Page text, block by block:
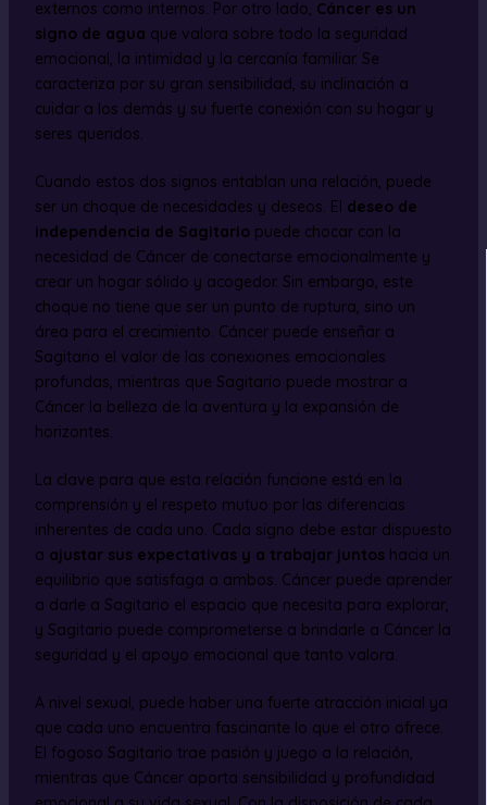
externos como internos. Por otro lado, Cáncer es un
signo de agua que valora sobre todo la seguridad
emocional, la intimidad y la cercanía familiar. Se
caracteriza por su gran sensibilidad, su inclinación a
cuidar a los demás y su fuerte conexión con su hogar y
seres queridos.
Cuando estos dos signos entablan una relación, puede
ser un choque de necesidades y deseos. El deseo de
independencia de Sagitariopuede chocar con la
necesidad de Cáncer de conectarse emocionalmente y
crear un hogar sólido y acogedor. Sin embargo, este
choque no tiene que ser un punto de ruptura, sino un
área para el crecimiento. Cáncer puede enseñar a
Sagitario el valor de las conexiones emocionales
profundas, mientras que Sagitario puede mostrar a
Cáncer la belleza de la aventura y la expansión de
horizontes.
La clave para que esta relación funcione está en la
comprensión y el respeto mutuo por las diferencias
inherentes de cada uno. Cada signo debe estar dispuesto
a ajustar sus expectativas y a trabajar juntoshacia un
equilibrio que satisfaga a ambos. Cáncer puede aprender
a darle a Sagitario el espacio que necesita para explorar,
y Sagitario puede comprometerse a brindarle a Cáncer la
seguridad y el apoyo emocional que tanto valora.
A nivel sexual, puede haber una fuerte atracción inicial ya
que cada uno encuentra fascinante lo que el otro ofrece.
El fogoso Sagitario trae pasión y juego a la relación,
mientras que Cáncer aporta sensibilidad y profundidad